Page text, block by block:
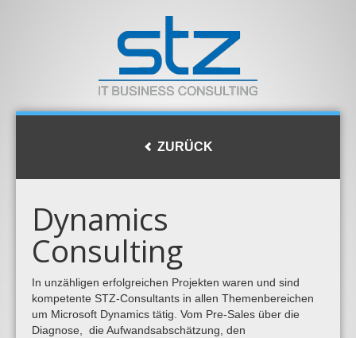
ZURÜCK
Dynamics
Consulting
In unzähligen erfolgreichen Projekten waren und sind
kompetente STZ-Consultants in allen Themenbereichen
um Microsoft Dynamics tätig. Vom Pre-Sales über die
Diagnose, die Aufwandsabschätzung, den